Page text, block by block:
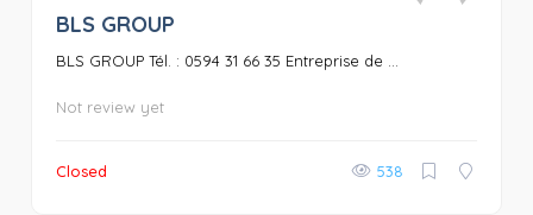
BLS GROUP
BLS GROUP Tél. : 0594 31 66 35 Entreprise de ...
Not review yet
Closed 538